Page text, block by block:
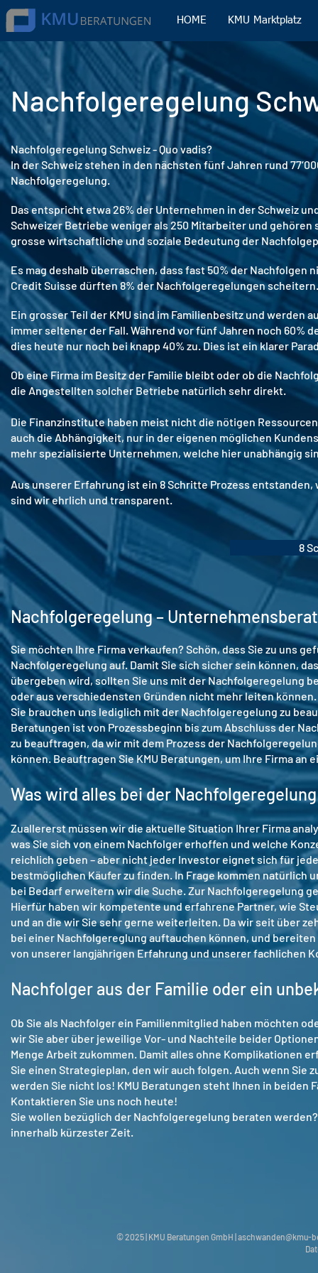
HOME KMU Marktplatz
Nachfolgeregelung
Nachfolgeregelung Schweiz - Quo vadis?
In der Schweiz stehen in den nächsten fünf Jahren rund
Nachfolgeregelung.
Das entspricht etwa 26% der Unternehmen in der Schweiz
Schweizer Betriebe weniger als 250 Mitarbeiter und gehören
grosse wirtschaftliche und soziale Bedeutung der
Es mag deshalb überraschen, dass fast 50% der
Credit Suisse dürften 8% der Nachfolgeregelungen
Ein grosser Teil der KMU sind im Familienbesitz und
immer seltener der Fall. Während vor fünf Jahren noch
dies heute nur noch bei knapp 40% zu. Dies ist ein klarer
Ob eine Firma im Besitz der Familie bleibt oder ob die
die Angestellten solcher Betriebe natürlich sehr direkt.
Die Finanzinstitute haben meist nicht die nötigen
auch die Abhängigkeit, nur in der eigenen möglichen
mehr spezialisierte Unternehmen, welche hier unabhängig
Aus unserer Erfahrung ist ein 8 Schritte Prozess
sind wir ehrlich und transparent.
8
Nachfolgeregelung –
Sie möchten Ihre Firma verkaufen? Schön, dass Sie zu uns
Nachfolgeregelung auf. Damit Sie sich sicher sein können,
übergeben wird, sollten Sie uns mit der Nachfolgeregelung
oder aus verschiedensten Gründen nicht mehr leiten können.
Sie brauchen uns lediglich mit der Nachfolgeregelung zu
Beratungen ist von Prozessbeginn bis zum Abschluss der
zu beauftragen, da wir mit dem Prozess der
können. Beauftragen Sie KMU Beratungen, um Ihre Firma
Was wird alles bei der
Zuallererst müssen wir die aktuelle Situation Ihrer Firma
was Sie sich von einem Nachfolger erhoffen und welche
reichlich geben – aber nicht jeder Investor eignet sich für
bestmöglichen Käufer zu finden. In Frage kommen natürlich
bei Bedarf erweitern wir die Suche. Zur Nachfolgeregelung
Hierfür haben wir kompetente und erfahrene Partner, wie
und an die wir Sie sehr gerne weiterleiten. Da wir seit über
bei einer Nachfolgereglung auftauchen können, und
von unserer langjährigen Erfahrung und unserer fachlichen
Nachfolger aus der Familie oder ein
Ob Sie als Nachfolger ein Familienmitglied haben möchten
wir Sie aber über jeweilige Vor- und Nachteile beider
Menge Arbeit zukommen. Damit alles ohne Komplikationen
Sie einen Strategieplan, den wir auch folgen. Auch wenn Sie
werden Sie nicht los! KMU Beratungen steht Ihnen in beiden
Kontaktieren Sie uns noch heute!
Sie wollen bezüglich der Nachfolgeregelung beraten
innerhalb kürzester Zeit.
© 2025 | KMU Beratungen GmbH | aschwanden@kmu-